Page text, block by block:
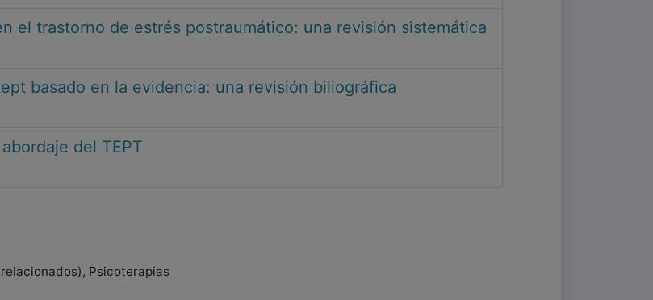
el trastorno de estrés postraumático: una revisión sistemática
basado en la evidencia: una revisión biliográfica
del TEPT
Psicoterapias